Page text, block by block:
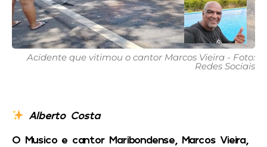
Acidente que vitimou o cantor Marcos Vieira - Foto:
Redes Sociais
Alberto Costa
O Musico e cantor Maribondense, Marcos Vieira,